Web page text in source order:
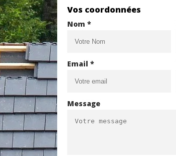
Vos coordonnées
Nom *
Email *
Message